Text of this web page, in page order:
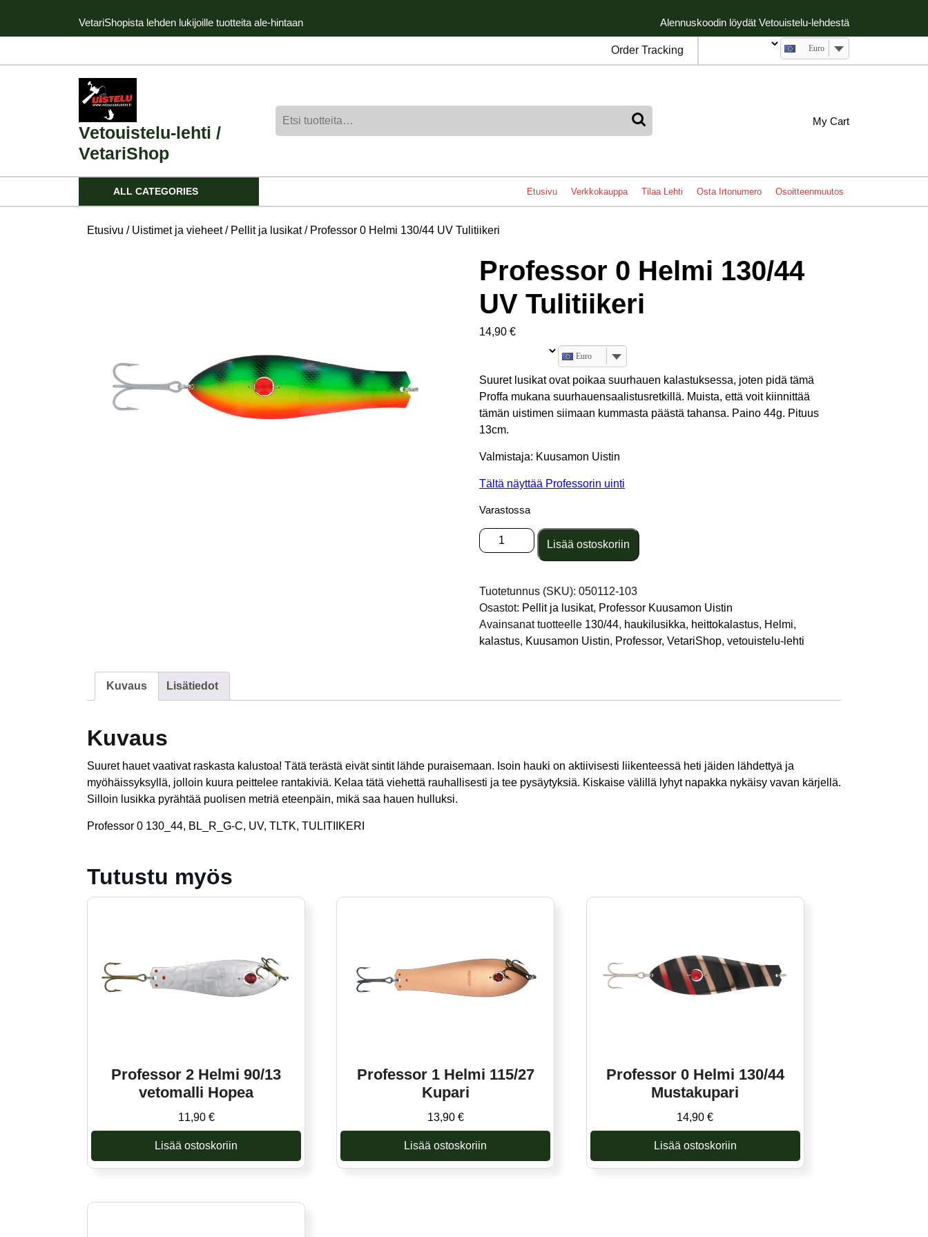
content
VetariShopista lehden lukijoille tuotteita ale-hintaan Alennuskoodin löydät Vetouistelu-lehdestä
Order Tracking Euro
Vetouistelu-lehti /
VetariShop
My Cartshopping
ALL CATEGORIES Etusivu Verkkokauppa Tilaa Lehti Osta Irtonumero Osoitteenmuutos
Etusivu / Uistimet ja vieheet/ Pellit ja lusikat/ Professor 0 Helmi 130/44 UV Tulitiikeri
Professor 0 Helmi 130/44
UV Tulitiikeri
14,90 €
Euro
Suuret lusikat ovat poikaa suurhauen kalastuksessa, joten pidä tämä
Proffa mukana suurhauensaalistusretkillä. Muista, että voit kiinnittää
tämän uistimen siimaan kummasta päästä tahansa. Paino 44g. Pituus
13cm.
Valmistaja: Kuusamon Uistin
Tältä näyttää Professorin uinti
Varastossa
Professor
0
130/44
UV
Tulitiikeri
määrä
Lisää ostoskoriin
Tuotetunnus (SKU): 050112-103
Osastot: Pellit ja lusikat, Professor Kuusamon Uistin
Avainsanat tuotteelle 130/44, haukilusikka, heittokalastus, Helmi,
kalastus, Kuusamon Uistin, Professor, VetariShop, vetouistelu-lehti
Kuvaus Lisätiedot
Kuvaus
Suuret hauet vaativat raskasta kalustoa! Tätä terästä eivät sintit lähde puraisemaan. Isoin hauki on aktiivisesti liikenteessä heti jäiden lähdettyä ja
myöhäissyksyllä, jolloin kuura peittelee rantakiviä. Kelaa tätä viehettä rauhallisesti ja tee pysäytyksiä. Kiskaise välillä lyhyt napakka nykäisy vavan kärjellä.
Silloin lusikka pyrähtää puolisen metriä eteenpäin, mikä saa hauen hulluksi.
Professor 0 130_44, BL_R_G-C, UV, TLTK, TULITIIKERI
Tutustu myös
Professor 2 Helmi 90/13
vetomalli Hopea
11,90 €
Lisää ostoskoriin
Professor 1 Helmi 115/27
Kupari
13,90 €
Lisää ostoskoriin
Professor 0 Helmi 130/44
Mustakupari
14,90€
Lisää ostoskoriin